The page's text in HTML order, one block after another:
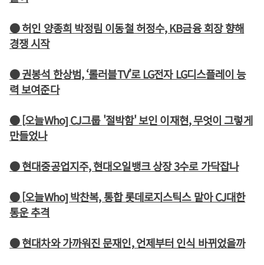
● 허인 양종희 박정림 이동철 허정수, KB금융 회장 향해
경쟁 시작
● 권봉석 한상범, ‘롤러블TV’로 LG전자 LG디스플레이 능
력 보여준다
● [오늘Who] CJ그룹 '절박함' 보인 이재현, 무엇이 그렇게
만들었나
● 현대중공업지주, 현대오일뱅크 상장 3수로 가닥잡나
● [오늘Who] 박찬복, 통합 롯데로지스틱스 맡아 CJ대한
통운 추격
● 현대차와 가까워진 문재인, 언제부터 인식 바뀌었을까